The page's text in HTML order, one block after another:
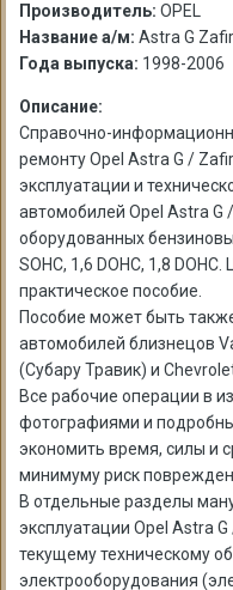
Производитель: OPEL
Название а/м: Astra G
Года выпуска: 1998-2006
Описание:
Справочно-
ремонту Opel Astra G /
эксплуатации и
автомобилей Opel Astra G
оборудованных
SOHC, 1,6 DOHC, 1,8
практическое пособие.
Пособие может быть
автомобилей близнецов
(Субару Травик) и
Все рабочие операции в
фотографиями и
экономить время, силы и
минимуму риск
В отдельные разделы
эксплуатации Opel Astra
текущему техническому
электрооборудования